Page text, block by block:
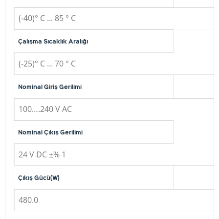
(-40)° C ... 85 ° C
Çalışma Sıcaklık Aralığı
(-25)° C ... 70 ° C
Nominal Giriş Gerilimi
100….240 V AC
Nominal Çıkış Gerilimi
24 V DC ±% 1
Çıkış Gücü(W)
480.0